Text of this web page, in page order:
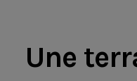
Une